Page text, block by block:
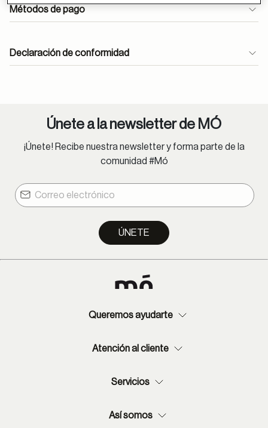
atencioncliente@moperu.com
En óptica, las lentes monofocales antirreflejantes se
Lentes oftálmicos:
Lima Metropolitana: 1-9 días hábiles.
Provincia: 2-13 días hábiles.
Métodos de pago
Declaración de conformidad
Únete a la newsletter de MÓ
¡Únete! Recibe nuestra newsletter y forma parte de la
comunidad #Mó
ÚNETE
Queremos ayudarte
Atención al cliente
Servicios
Así somos